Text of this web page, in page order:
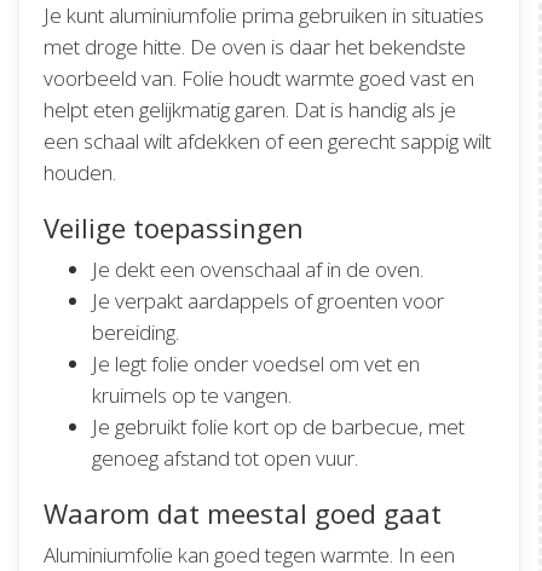
Je kunt aluminiumfolie prima gebruiken in situaties
met droge hitte. De oven is daar het bekendste
voorbeeld van. Folie houdt warmte goed vast en
helpt eten gelijkmatig garen. Dat is handig als je
een schaal wilt afdekken of een gerecht sappig wilt
houden.
Veilige toepassingen
Je dekt een ovenschaal af in de oven.
Je verpakt aardappels of groenten voor
bereiding.
Je legt folie onder voedsel om vet en
kruimels op te vangen.
Je gebruikt folie kort op de barbecue, met
genoeg afstand tot open vuur.
Waarom dat meestal goed gaat
Aluminiumfolie kan goed tegen warmte. In een